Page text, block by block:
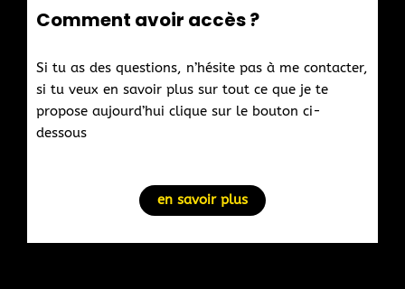
Comment avoir accès ?
Si tu as des questions, n’hésite pas à me contacter,
si tu veux en savoir plus sur tout ce que je te
propose aujourd’hui clique sur le bouton ci-
dessous
en savoir plus